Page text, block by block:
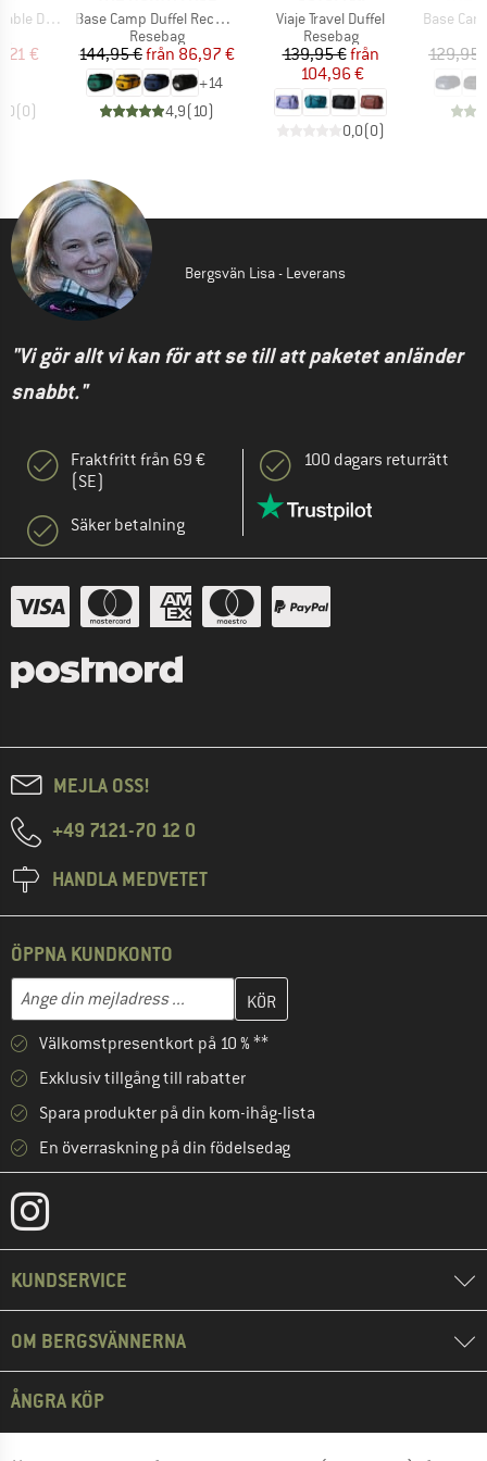
Bag
pris
€
(0)
Produkter
Base Camp Duffel Recycled Small
Produktgrupp
Resebag
Pris
144,95 € Reducerat pris
från 86,97 €
+14
4,9(10)
Produkter
Viaje Travel Duffel
Produktgrupp
Resebag
Pris
139,95 €Reducerat pris
från
104,96 €
0,0(0)
Produkter
Base Camp
129,95
Bergsvän Lisa - Leverans
"Vi gör allt vi kan för att se till att paketet anländer
snabbt."
Fraktfritt från 69 €
(SE)
Säker betalning
100 dagars returrätt
MEJLA OSS!
+49 7121-70 12 0
HANDLA MEDVETET
ÖPPNA KUNDKONTO
Mejladress
Skriv in din e-postadress här och skapa ditt kundkonto i nästa
Välkomstpresentkort på 10 % **
Exklusiv tillgång till rabatter
Spara produkter på din kom-ihåg-lista
En överraskning på din födelsedag
KUNDSERVICE
OM BERGSVÄNNERNA
ÅNGRA KÖP